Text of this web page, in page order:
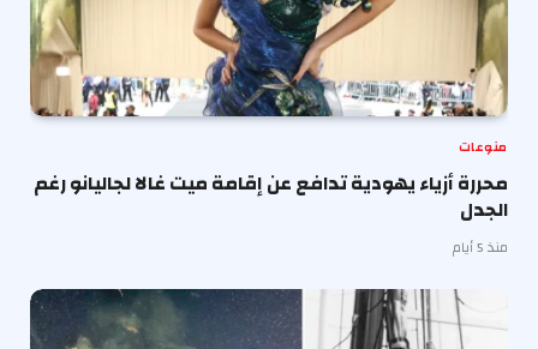
منوعات
محررة أزياء يهودية تدافع عن إقامة ميت غالا لجاليانو رغم
الجدل
منذ 5 أيام